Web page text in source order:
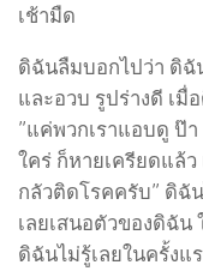
เช้ามืด
ดิฉันลืมบอกไปว่า ดิฉั
และอวบ รูปร่างดี เ
”แค่พวกเราแอบดู ป๊
ใคร่ ก็หายเครียดแล้
กลัวติดโรคครับ” ดิฉั
เลยเสนอตัวของดิฉัน
ดิฉันไม่รู้เลยในครั้ง